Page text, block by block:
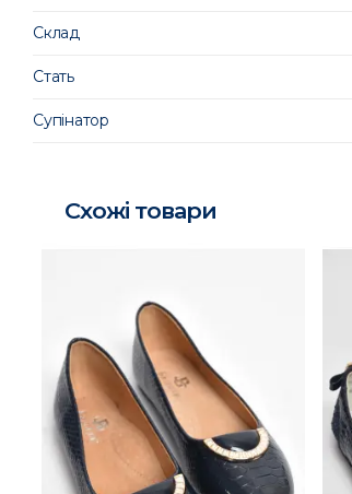
Склад
Стать
Супінатор
Схожі товари